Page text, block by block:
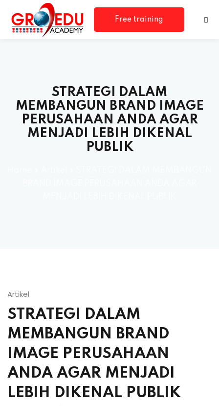
Free training
STRATEGI DALAM
MEMBANGUN BRAND IMAGE
PERUSAHAAN ANDA AGAR
MENJADI LEBIH DIKENAL
PUBLIK
Artikel
STRATEGI DALAM
MEMBANGUN BRAND
IMAGE PERUSAHAAN
ANDA AGAR MENJADI
LEBIH DIKENAL PUBLIK